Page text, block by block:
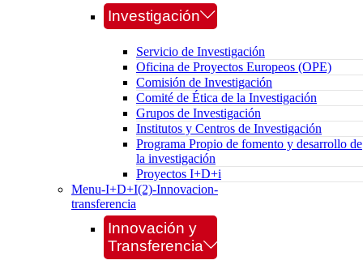
Investigación
Servicio de Investigación
Oficina de Proyectos Europeos (OPE)
Comisión de Investigación
Comité de Ética de la Investigación
Grupos de Investigación
Institutos y Centros de Investigación
Programa Propio de fomento y desarrollo de
la investigación
Proyectos I+D+i
Menu-I+D+I(2)-Innovacion-
transferencia
Innovación y
Transferencia